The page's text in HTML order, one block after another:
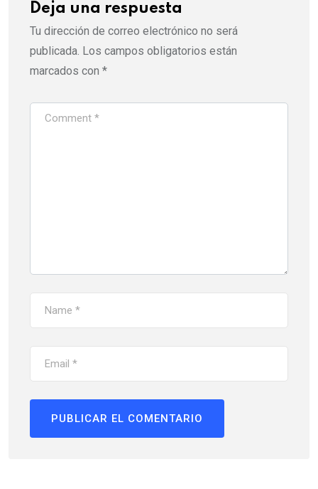
Deja una respuesta
Tu dirección de correo electrónico no será
publicada. Los campos obligatorios están
marcados con *